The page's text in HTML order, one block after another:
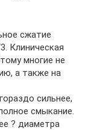
сжатие
Клиническая
многие не
а также на
сильнее,
смыкание.
? диаметра